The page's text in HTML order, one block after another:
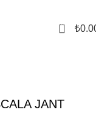
0 ₺
JANT